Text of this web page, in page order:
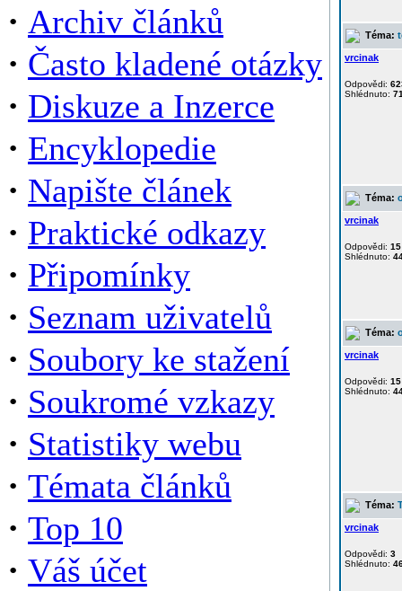
· Archiv článků
· Často kladené otázky
· Diskuze a Inzerce
· Encyklopedie
· Napište článek
· Praktické odkazy
· Připomínky
· Seznam uživatelů
· Soubory ke stažení
· Soukromé vzkazy
· Statistiky webu
· Témata článků
· Top 10
· Váš účet
Téma:
vrcinak
Odpovědi:
Shlédnuto:
Téma:
vrcinak
Odpovědi: 15
Shlédnuto:
Téma:
vrcinak
Odpovědi: 15
Shlédnuto:
Téma:
vrcinak
Odpovědi: 3
Shlédnuto: